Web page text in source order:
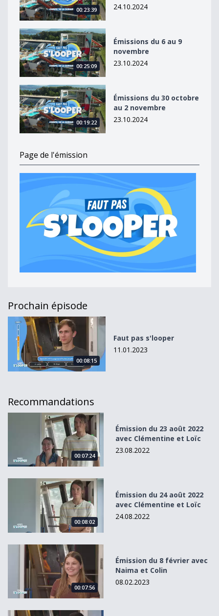
00:23:39
24.10.2024
Émissions du 6 au 9 novembre
00:25:09
Émissions du 6 au 9
novembre
23.10.2024
Émissions du 30 octobre au 2 novembre
00:19:22
Émissions du 30 octobre
au 2 novembre
23.10.2024
Page de l'émission
Prochain épisode
Faut pas s&#039;looper
00:08:15
Faut pas s'looper
11.01.2023
Recommandations
Émission du 23 août 2022 avec Clémentine et Loïc
00:07:24
Émission du 23 août 2022
avec Clémentine et Loïc
23.08.2022
Émission du 24 août 2022 avec Clémentine et Loïc
00:08:02
Émission du 24 août 2022
avec Clémentine et Loïc
24.08.2022
Émission du 8 février avec Naima et Colin
00:07:56
Émission du 8 février avec
Naima et Colin
08.02.2023